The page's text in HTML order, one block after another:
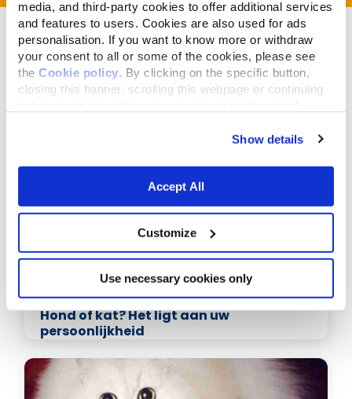
media, and third-party cookies to offer additional services
and features to users. Cookies are also used for ads
personalisation. If you want to know more or withdraw
your consent to all or some of the cookies, please see
the Cookie policy . By clicking on the specific button,
closing this banner, scrolling this webpage or continuing
Show details
Accept All
Customize
Use necessary cookies only
Gerelateerde artikelen
september 22,2015
Hond of kat? Het ligt aan uw
persoonlijkheid